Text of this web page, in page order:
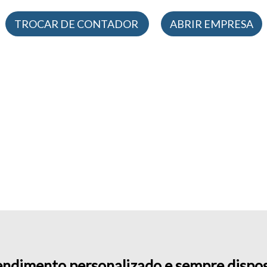
TROCAR DE CONTADOR ABRIR EMPRESA